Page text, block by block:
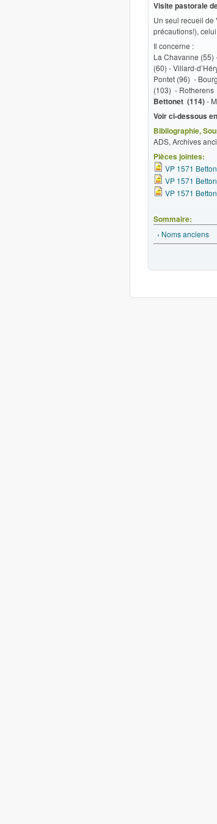
Visite pastorale
Un seul recueil de
précautions!),
Il concerne :
La Chavanne
(60) - Villard-
Pontet (96) -
(103) -
Bettonet (114)-
Voir ci-dessous
Bibliographie,
ADS, Archives
Pièces jointes:
VP 1571
VP 1571
VP 1571
Sommaire:
‹ Noms anciens